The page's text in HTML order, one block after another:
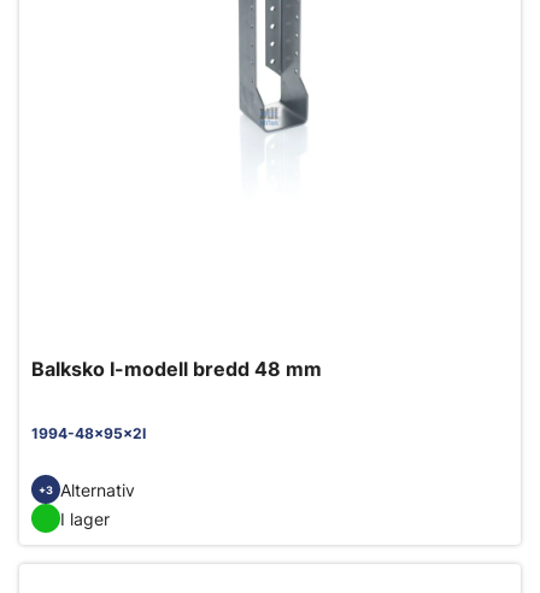
Balksko I-modell bredd 48 mm
1994-48x95x2I
+3
Alternativ
I lager